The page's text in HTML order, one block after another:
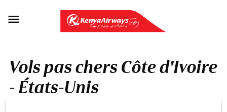

Vols pas chers Côte d'Ivoire
- États-Unis